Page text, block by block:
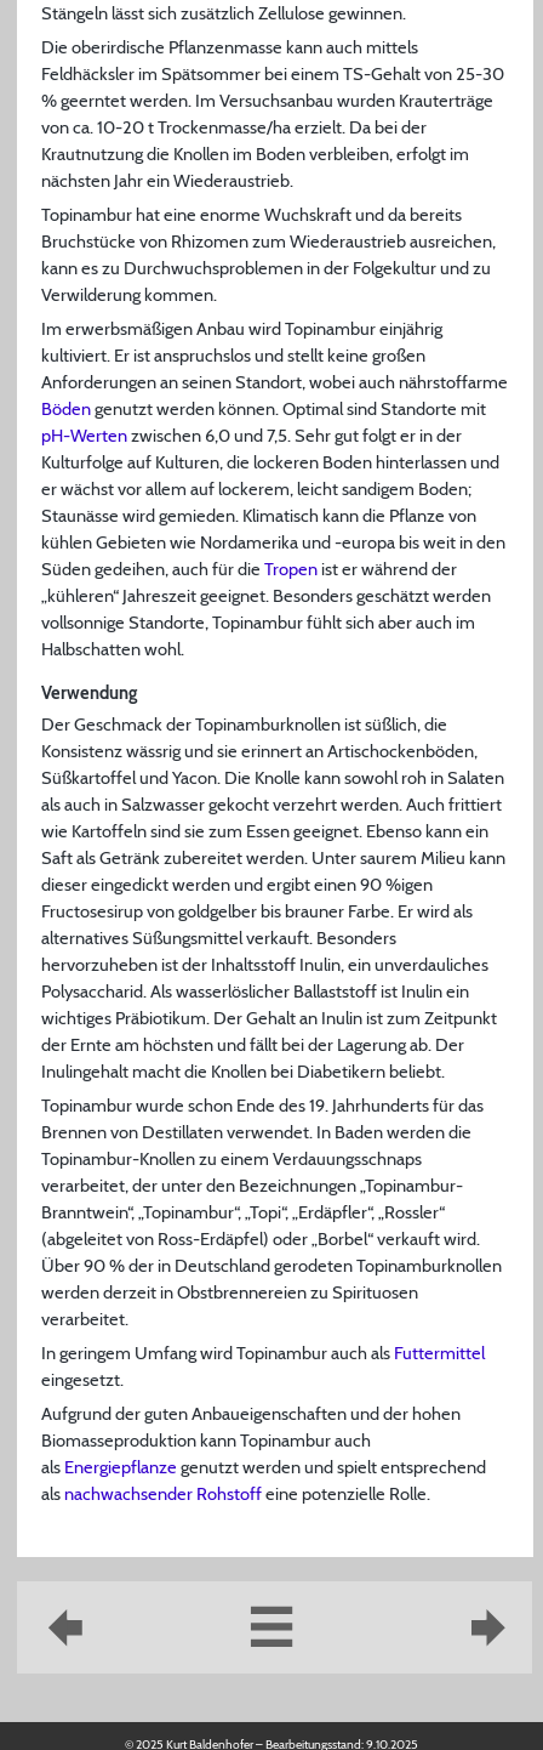
Stängeln lässt sich zusätzlich Zellulose gewinnen.
Die oberirdische Pflanzenmasse kann auch mittels
Feldhäcksler im Spätsommer bei einem TS-Gehalt von 25-30
% geerntet werden. Im Versuchsanbau wurden Krauterträge
von ca. 10-20 t Trockenmasse/ha erzielt. Da bei der
Krautnutzung die Knollen im Boden verbleiben, erfolgt im
nächsten Jahr ein Wiederaustrieb.
Topinambur hat eine enorme Wuchskraft und da bereits
Bruchstücke von Rhizomen zum Wiederaustrieb ausreichen,
kann es zu Durchwuchsproblemen in der Folgekultur und zu
Verwilderung kommen.
Im erwerbsmäßigen Anbau wird Topinambur einjährig
kultiviert. Er ist anspruchslos und stellt keine großen
Anforderungen an seinen Standort, wobei auch nährstoffarme
Bödengenutzt werden können. Optimal sind Standorte mit
pH-Wertenzwischen 6,0 und 7,5. Sehr gut folgt er in der
Kulturfolge auf Kulturen, die lockeren Boden hinterlassen und
er wächst vor allem auf lockerem, leicht sandigem Boden;
Staunässe wird gemieden. Klimatisch kann die Pflanze von
kühlen Gebieten wie Nordamerika und -europa bis weit in den
Süden gedeihen, auch für die Tropenist er während der
„kühleren“ Jahreszeit geeignet. Besonders geschätzt werden
vollsonnige Standorte, Topinambur fühlt sich aber auch im
Halbschatten wohl.
Verwendung
Der Geschmack der Topinamburknollen ist süßlich, die
Konsistenz wässrig und sie erinnert an Artischockenböden,
Süßkartoffel und Yacon. Die Knolle kann sowohl roh in Salaten
als auch in Salzwasser gekocht verzehrt werden. Auch frittiert
wie Kartoffeln sind sie zum Essen geeignet. Ebenso kann ein
Saft als Getränk zubereitet werden. Unter saurem Milieu kann
dieser eingedickt werden und ergibt einen 90 %igen
Fructosesirup von goldgelber bis brauner Farbe. Er wird als
alternatives Süßungsmittel verkauft. Besonders
hervorzuheben ist der Inhaltsstoff Inulin, ein unverdauliches
Polysaccharid. Als wasserlöslicher Ballaststoff ist Inulin ein
wichtiges Präbiotikum. Der Gehalt an Inulin ist zum Zeitpunkt
der Ernte am höchsten und fällt bei der Lagerung ab. Der
Inulingehalt macht die Knollen bei Diabetikern beliebt.
Topinambur wurde schon Ende des 19. Jahrhunderts für das
Brennen von Destillaten verwendet. In Baden werden die
Topinambur-Knollen zu einem Verdauungsschnaps
verarbeitet, der unter den Bezeichnungen „Topinambur-
Branntwein“, „Topinambur“, „Topi“, „Erdäpfler“, „Rossler“
(abgeleitet von Ross-Erdäpfel) oder „Borbel“ verkauft wird.
Über 90 % der in Deutschland gerodeten Topinamburknollen
werden derzeit in Obstbrennereien zu Spirituosen
verarbeitet.
In geringem Umfang wird Topinambur auch als Futtermittel
eingesetzt.
Aufgrund der guten Anbaueigenschaften und der hohen
Biomasseproduktion kann Topinambur auch
als Energiepflanze genutzt werden und spielt entsprechend
alsnachwachsender Rohstoffeine potenzielle Rolle.
© 2025 Kurt Baldenhofer – Bearbeitungsstand:9.10.2025